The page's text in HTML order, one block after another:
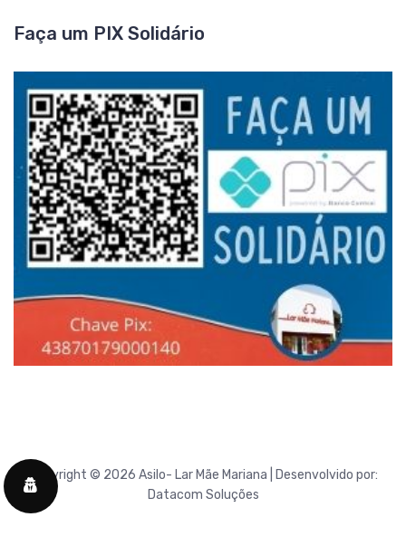
Faça um PIX Solidário
Copyright © 2026 Asilo- Lar Mãe Mariana | Desenvolvido por:
Datacom Soluções